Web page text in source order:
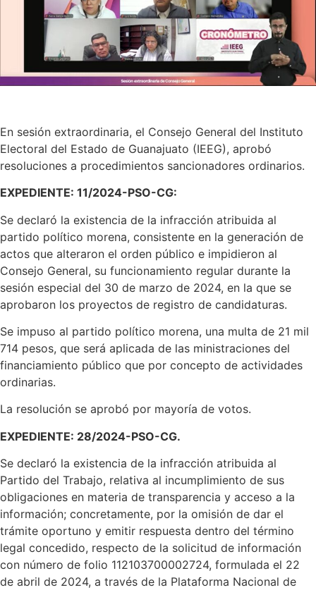
En sesión extraordinaria, el Consejo General del Instituto
Electoral del Estado de Guanajuato (IEEG), aprobó
resoluciones a procedimientos sancionadores ordinarios.
EXPEDIENTE: 11/2024-PSO-CG:
Se declaró la existencia de la infracción atribuida al
partido político morena, consistente en la generación de
actos que alteraron el orden público e impidieron al
Consejo General, su funcionamiento regular durante la
sesión especial del 30 de marzo de 2024, en la que se
aprobaron los proyectos de registro de candidaturas.
Se impuso al partido político morena, una multa de 21 mil
714 pesos, que será aplicada de las ministraciones del
financiamiento público que por concepto de actividades
ordinarias.
La resolución se aprobó por mayoría de votos.
EXPEDIENTE: 28/2024-PSO-CG.
Se declaró la existencia de la infracción atribuida al
Partido del Trabajo, relativa al incumplimiento de sus
obligaciones en materia de transparencia y acceso a la
información; concretamente, por la omisión de dar el
trámite oportuno y emitir respuesta dentro del término
legal concedido, respecto de la solicitud de información
con número de folio 112103700002724, formulada el 22
de abril de 2024, a través de la Plataforma Nacional de